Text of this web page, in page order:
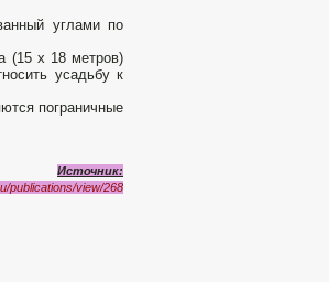
углами по
(15 х 18 метров)
усадьбу к
пограничные
Источник:
publications/view/268